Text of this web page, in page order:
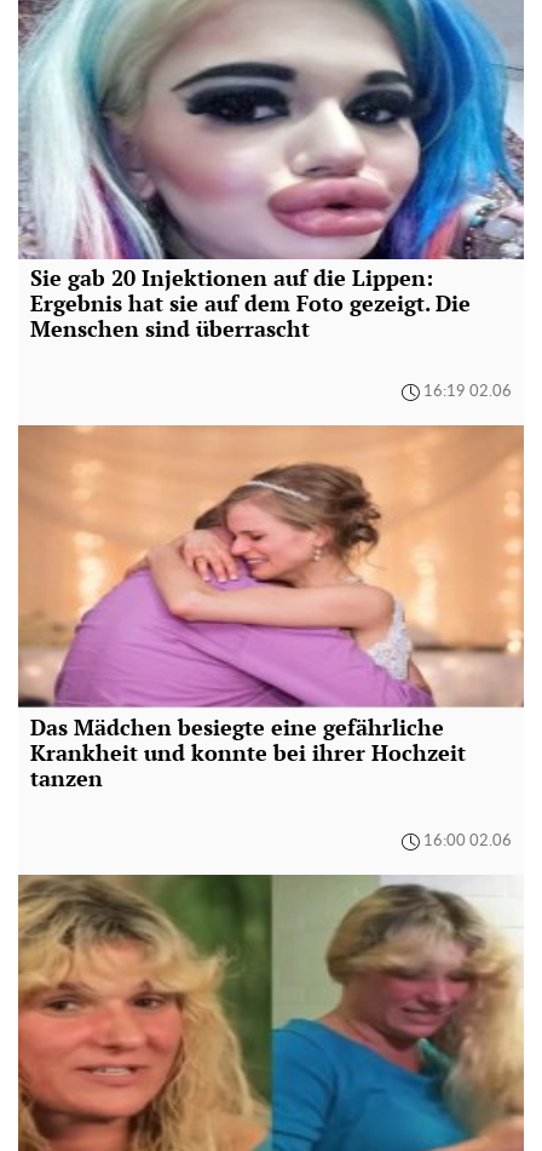
Sie gab 20 Injektionen auf die Lippen:
Ergebnis hat sie auf dem Foto gezeigt. Die
Menschen sind überrascht
16:19 02.06
Das Mädchen besiegte eine gefährliche
Krankheit und konnte bei ihrer Hochzeit
tanzen
16:00 02.06